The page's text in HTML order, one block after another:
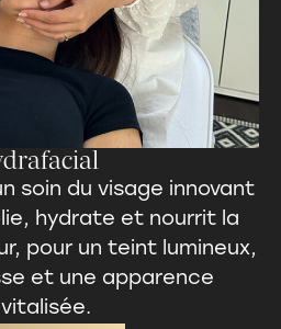
soin du visage innovant
hydrate et nourrit la
pour un teint lumineux,
et une apparence